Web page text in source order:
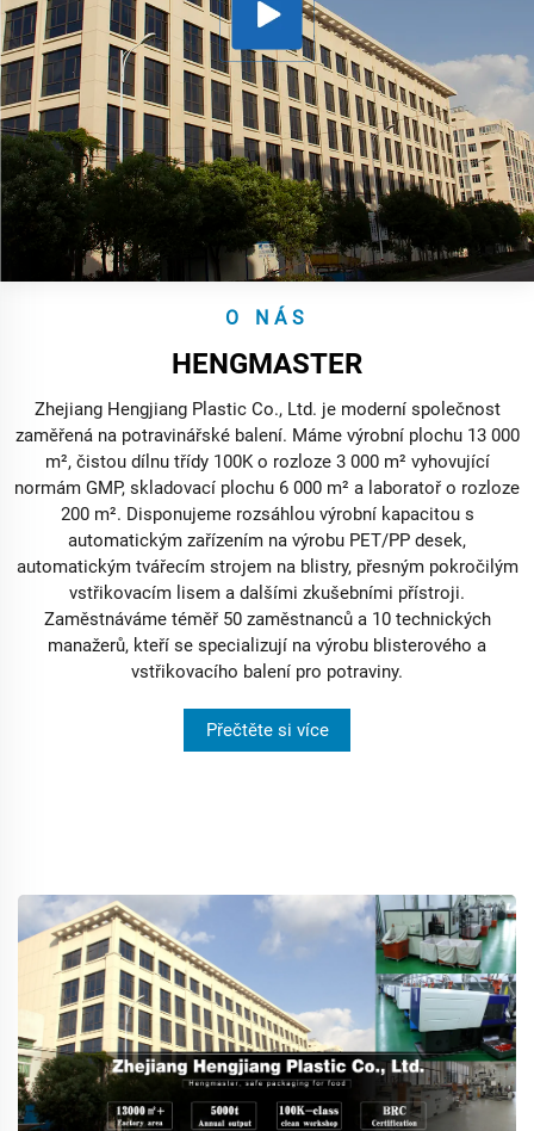
O NÁS
HENGMASTER
Zhejiang Hengjiang Plastic Co., Ltd. je moderní společnost
zaměřená na potravinářské balení. Máme výrobní plochu 13 000
m², čistou dílnu třídy 100K o rozloze 3 000 m² vyhovující
normám GMP, skladovací plochu 6 000 m² a laboratoř o rozloze
200 m². Disponujeme rozsáhlou výrobní kapacitou s
automatickým zařízením na výrobu PET/PP desek,
automatickým tvářecím strojem na blistry, přesným pokročilým
vstřikovacím lisem a dalšími zkušebními přístroji.
Zaměstnáváme téměř 50 zaměstnanců a 10 technických
manažerů, kteří se specializují na výrobu blisterového a
vstřikovacího balení pro potraviny.
Přečtěte si více